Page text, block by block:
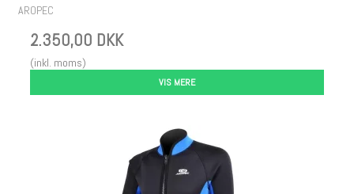
AROPEC
2.350,00 DKK
(inkl. moms)
VIS MERE